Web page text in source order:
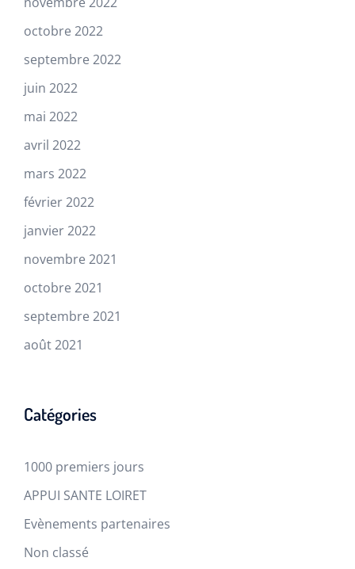
octobre 2022
septembre 2022
juin 2022
mai 2022
avril 2022
mars 2022
février 2022
janvier 2022
novembre 2021
octobre 2021
septembre 2021
août 2021
Catégories
1000 premiers jours
APPUI SANTE LOIRET
Evènements partenaires
Non classé